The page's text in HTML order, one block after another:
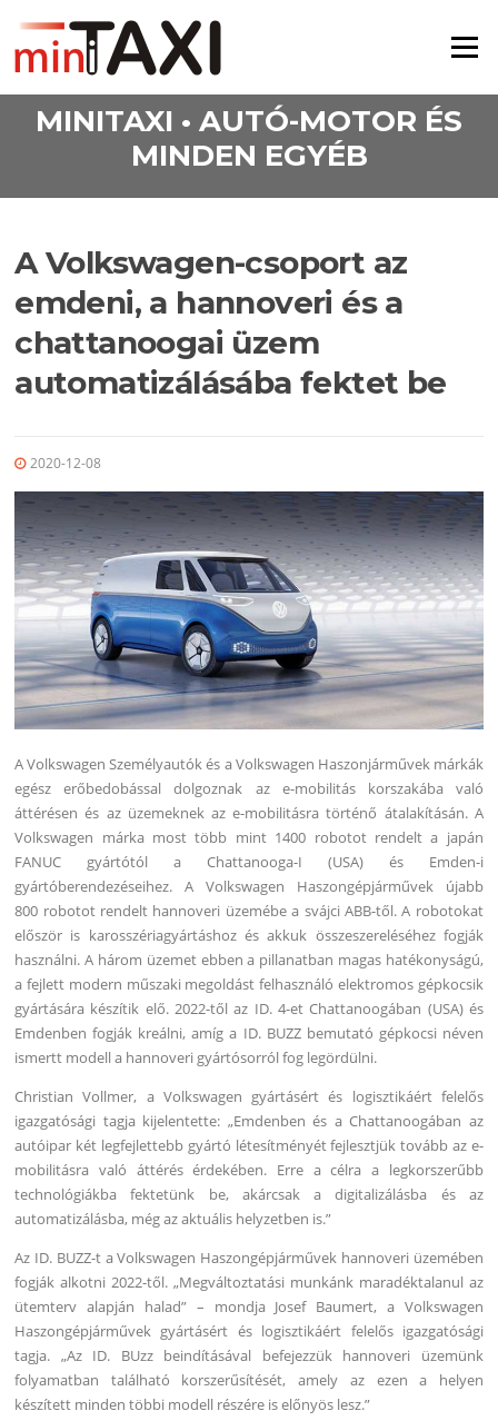
Menü
MINITAXI • AUTÓ-MOTOR ÉS
MINDEN EGYÉB
A Volkswagen-csoport az
emdeni, a hannoveri és a
chattanoogai üzem
automatizálásába fektet be
2020-12-08
A Volkswagen Személyautók és a Volkswagen Haszonjárművek márkák
egész erőbedobással dolgoznak az e-mobilitás korszakába való
áttérésen és az üzemeknek az e-mobilitásra történő átalakításán. A
Volkswagen márka most több mint 1400 robotot rendelt a japán
FANUC gyártótól a Chattanooga-I (USA) és Emden-i
gyártóberendezéseihez. A Volkswagen Haszongépjárművek újabb
800 robotot rendelt hannoveri üzemébe a svájci ABB-től. A robotokat
először is karosszériagyártáshoz és akkuk összeszereléséhez fogják
használni. A három üzemet ebben a pillanatban magas hatékonyságú,
a fejlett modern műszaki megoldást felhasználó elektromos gépkocsik
gyártására készítik elő. 2022-től az ID. 4-et Chattanoogában (USA) és
Emdenben fogják kreálni, amíg a ID. BUZZ bemutató gépkocsi néven
ismertt modell a hannoveri gyártósorról fog legördülni.
Christian Vollmer, a Volkswagen gyártásért és logisztikáért felelős
igazgatósági tagja kijelentette: „Emdenben és a Chattanoogában az
autóipar két legfejlettebb gyártó létesítményét fejlesztjük tovább az e-
mobilitásra való áttérés érdekében. Erre a célra a legkorszerűbb
technológiákba fektetünk be, akárcsak a digitalizálásba és az
automatizálásba, még az aktuális helyzetben is.”
Az ID. BUZZ-t a Volkswagen Haszongépjárművek hannoveri üzemében
fogják alkotni 2022-től. „Megváltoztatási munkánk maradéktalanul az
ütemterv alapján halad” – mondja Josef Baumert, a Volkswagen
Haszongépjárművek gyártásért és logisztikáért felelős igazgatósági
tagja. „Az ID. BUzz beindításával befejezzük hannoveri üzemünk
folyamatban található korszerűsítését, amely az ezen a helyen
készített minden többi modell részére is előnyös lesz.”